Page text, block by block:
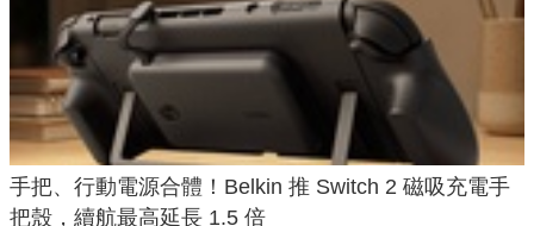
手把、行動電源合體！Belkin 推 Switch 2 磁吸充電手
把殼，續航最高延長 1.5 倍